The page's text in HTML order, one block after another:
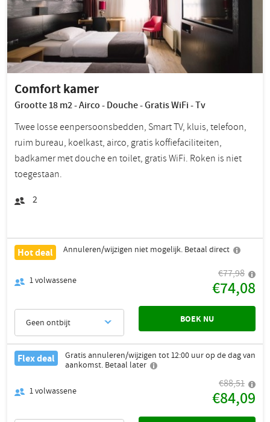
Comfort kamer
Grootte 18 m2 - Airco - Douche - Gratis WiFi - Tv
Twee losse eenpersoonsbedden, Smart TV, kluis, telefoon,
ruim bureau, koelkast, airco, gratis koffiefaciliteiten,
badkamer met douche en toilet, gratis WiFi. Roken is niet
toegestaan.
2
Hot deal Annuleren/wijzigen niet mogelijk. Betaal direct
1volwassene
€77,98
€74,08
Geen ontbijt BOEK NU
Flex deal
Gratis annuleren/wijzigen tot 12:00 uur op de dag van
aankomst. Betaal later
1volwassene
€88,51
€84,09